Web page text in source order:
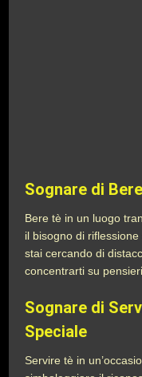
Sognare di
Bere tè in un luogo
il bisogno di
stai cercando di
concentrarti su
Sognare di
Speciale
Servire tè in